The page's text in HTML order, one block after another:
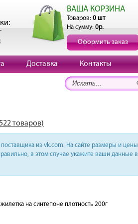
ВАША КОРЗИНА
Товаров: 0 шт
На сумму: 0р.
Оформить заказ
Доставка Контакты
товаров)
из vk.com. На сайте размеры и цены
в этом случае укажите ваши данные в
на синтепоне плотность 200г